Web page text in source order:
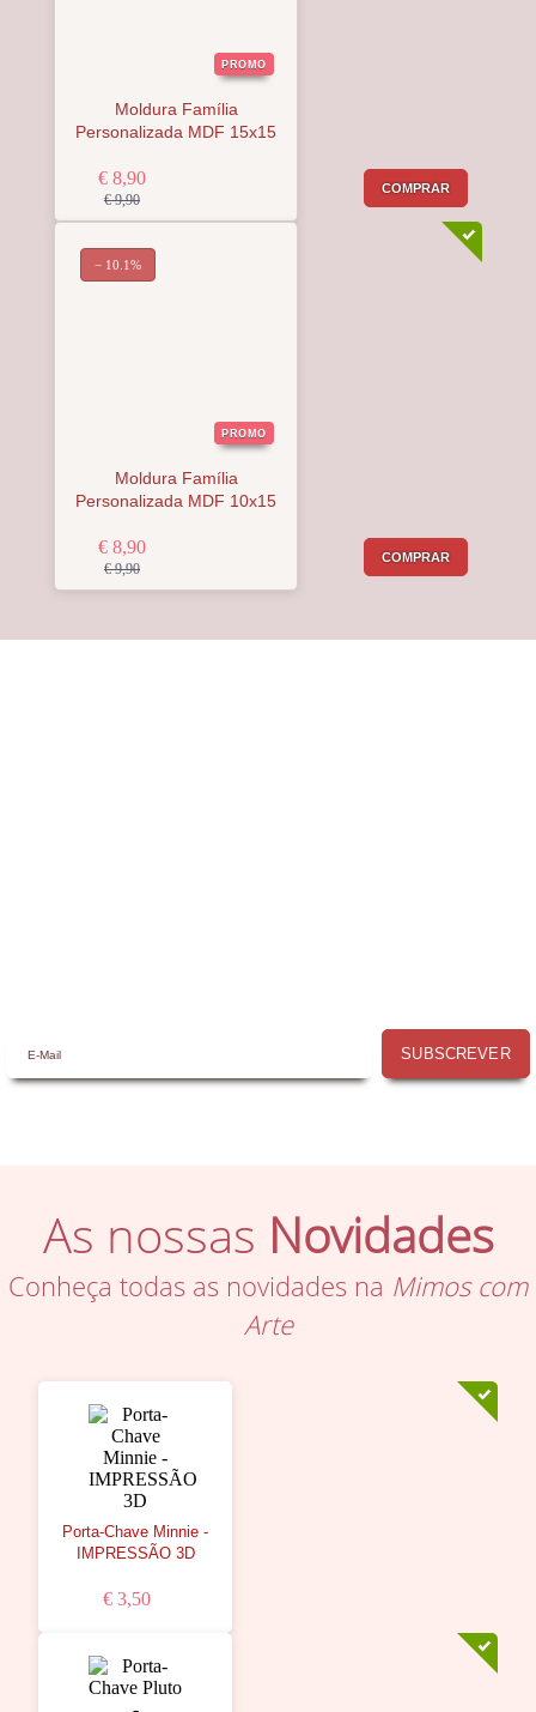
PROMO
Moldura Família
Personalizada MDF 15x15
€ 8,90
€ 9,90
COMPRAR
PROMO
Moldura Família
Personalizada MDF 10x15
€ 8,90
€ 9,90
COMPRAR
− 10.1%
SUBSCREVER
As nossas Novidades
Conheça todas as novidades na Mimos com
Arte
Porta-Chave Minnie -
IMPRESSÃO 3D
€ 3,50